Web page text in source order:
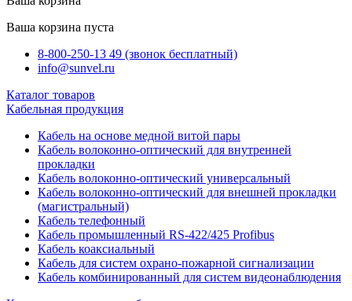
Ваша корзина пуста
8-800-250-13 49 (звонок бесплатный)
info@sunvel.ru
Каталог товаров
Кабельная продукция
Кабель на основе медной витой пары
Кабель волоконно-оптический для внутренней
прокладки
Кабель волоконно-оптический универсальный
Кабель волоконно-оптический для внешней прокладки
(магистральный)
Кабель телефонный
Кабель промышленный RS-422/425 Profibus
Кабель коаксиальный
Кабель для систем охрано-пожарной сигнализации
Кабель комбинированный для систем видеонаблюдения